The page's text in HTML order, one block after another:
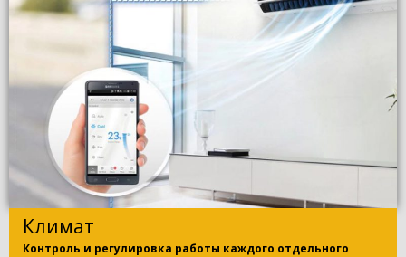
Климат
Контроль и регулировка работы каждого отдельного